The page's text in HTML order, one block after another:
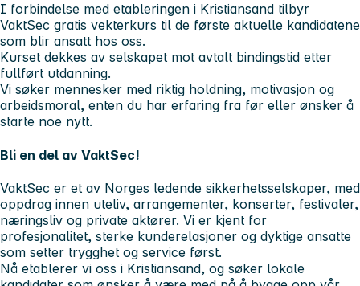
I forbindelse med etableringen i Kristiansand tilbyr
VaktSec gratis vekterkurs til de første aktuelle kandidatene
som blir ansatt hos oss.
Kurset dekkes av selskapet mot avtalt bindingstid etter
fullført utdanning.
Vi søker mennesker med riktig holdning, motivasjon og
arbeidsmoral, enten du har erfaring fra før eller ønsker å
starte noe nytt.
Bli en del av VaktSec!
VaktSec er et av Norges ledende sikkerhetsselskaper, med
oppdrag innen uteliv, arrangementer, konserter, festivaler,
næringsliv og private aktører. Vi er kjent for
profesjonalitet, sterke kunderelasjoner og dyktige ansatte
som setter trygghet og service først.
Nå etablerer vi oss i Kristiansand, og søker lokale